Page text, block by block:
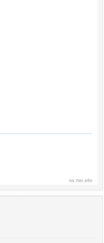
tw.rter.info